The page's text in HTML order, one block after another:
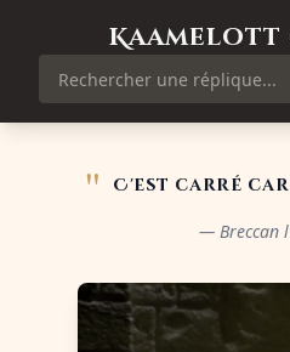
Kaamelott
" C'est carré
— Breccan